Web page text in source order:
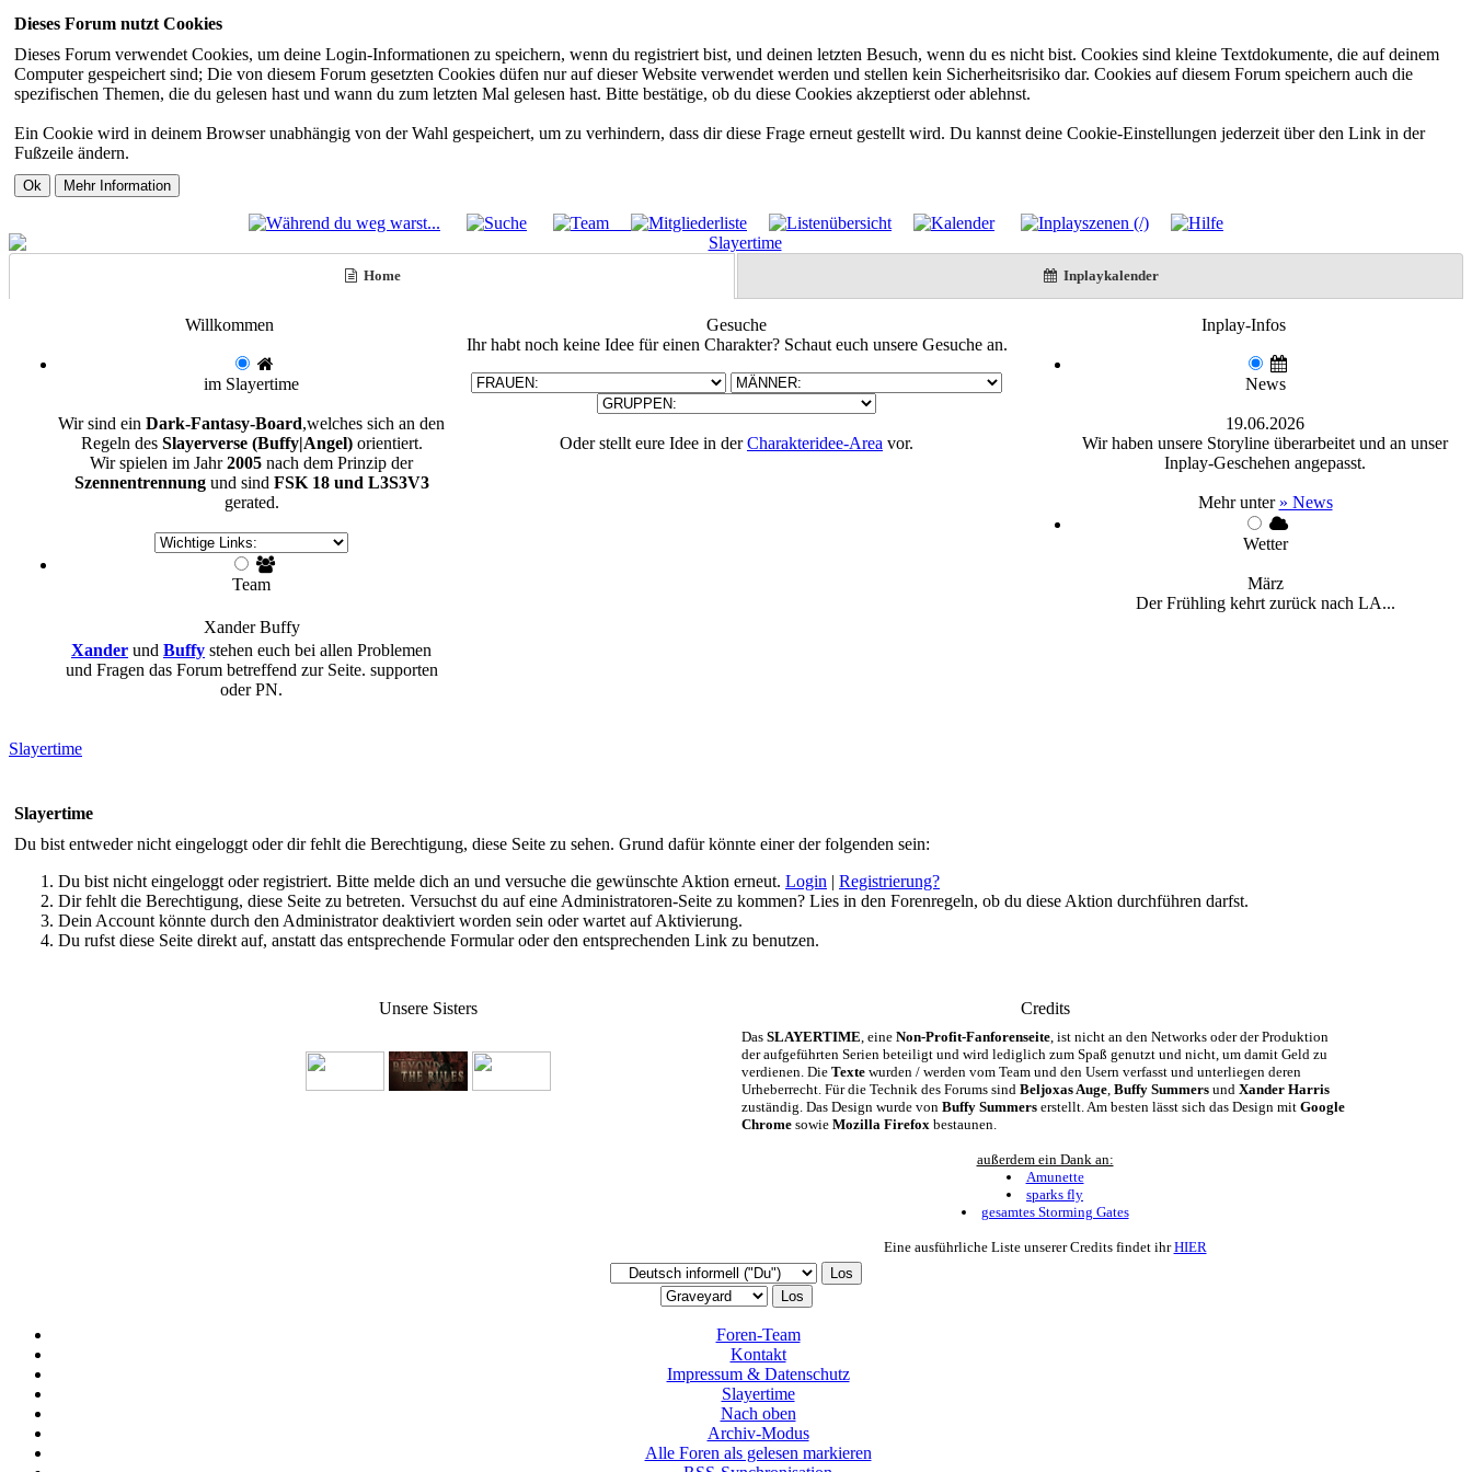
Dieses Forum nutzt Cookies
Dieses Forum verwendet Cookies, um deine Login-Informationen zu speichern, wenn du registriert bist, und deinen letzten Besuch, wenn du es nicht bist. Cookies sind kleine Textdokumente, die auf deinem
Computer gespeichert sind; Die von diesem Forum gesetzten Cookies düfen nur auf dieser Website verwendet werden und stellen kein Sicherheitsrisiko dar. Cookies auf diesem Forum speichern auch die
spezifischen Themen, die du gelesen hast und wann du zum letzten Mal gelesen hast. Bitte bestätige, ob du diese Cookies akzeptierst oder ablehnst.
Ein Cookie wird in deinem Browser unabhängig von der Wahl gespeichert, um zu verhindern, dass dir diese Frage erneut gestellt wird. Du kannst deine Cookie-Einstellungen jederzeit über den Link in der
Fußzeile ändern.
Home Inplaykalender
Willkommen
im Slayertime
Wir sind ein Dark-Fantasy-Board,welches sich an den
Regeln des Slayerverse (Buffy|Angel)orientiert.
Wir spielen im Jahr2005 nach dem Prinzip der
Szennentrennungund sind FSK 18 und L3S3V3
gerated.
Team
Xander Buffy
Xander und Buffy stehen euch bei allen Problemen
und Fragen das Forum betreffend zur Seite. supporten
oder PN.
Gesuche
Ihr habt noch keine Idee für einen Charakter? Schaut euch unsere Gesuche an.
Oder stellt eure Idee in derCharakteridee-Area vor.
Inplay-Infos
News
19.06.2026
Wir haben unsere Storyline überarbeitet und an unser
Inplay-Geschehen angepasst.
Mehr unter » News
Wetter
März
Der Frühling kehrt zurück nach LA...
Slayertime
Slayertime
Du bist entweder nicht eingeloggt oder dir fehlt die Berechtigung, diese Seite zu sehen. Grund dafür könnte einer der folgenden sein:
Du bist nicht eingeloggt oder registriert. Bitte melde dich an und versuche die gewünschte Aktion erneut. Login | Registrierung?
Dir fehlt die Berechtigung, diese Seite zu betreten. Versuchst du auf eine Administratoren-Seite zu kommen? Lies in den Forenregeln, ob du diese Aktion durchführen darfst.
Dein Account könnte durch den Administrator deaktiviert worden sein oder wartet auf Aktivierung.
Du rufst diese Seite direkt auf, anstatt das entsprechende Formular oder den entsprechenden Link zu benutzen.
Unsere Sisters Credits
Das SLAYERTIME, eine Non-Profit-Fanforenseite, ist nicht an den Networks oder der Produktion
der aufgeführten Serien beteiligt und wird lediglich zum Spaß genutzt und nicht, um damit Geld zu
verdienen. Die Texte wurden / werden vom Team und den Usern verfasst und unterliegen deren
Urheberrecht. Für die Technik des Forums sind Beljoxas Auge, Buffy Summers und Xander Harris
zuständig. Das Design wurde von Buffy Summers erstellt. Am besten lässt sich das Design mit Google
Chrome sowie Mozilla Firefox bestaunen.
außerdem ein Dank an:
Amunette
sparks fly
gesamtes Storming Gates
Eine ausführliche Liste unserer Credits findet ihrHIER
Foren-Team
Kontakt
Impressum & Datenschutz
Slayertime
Nach oben
Archiv-Modus
Alle Foren als gelesen markieren